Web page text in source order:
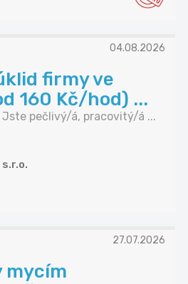
04.08.2026
firmy ve
160 Kč/hod) ...
pečlivý/á, pracovitý/á ...
27.07.2026
mycím